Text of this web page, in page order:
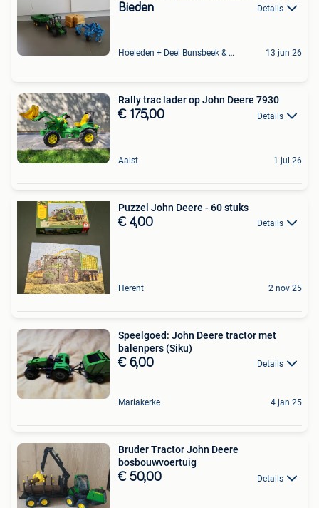
Bieden Details
Hoeleden + Deel Bunsbeek & Sint-Magriete-Houtem 13 jun 26
Rally trac lader op John Deere 7930
€ 175,00 Details
Aalst 1 jul 26
Puzzel John Deere - 60 stuks
€ 4,00 Details
Herent 2 nov 25
Speelgoed: John Deere tractor met
balenpers (Siku)
€ 6,00 Details
Mariakerke 4 jan 25
Bruder Tractor John Deere
bosbouwvoertuig
€ 50,00 Details